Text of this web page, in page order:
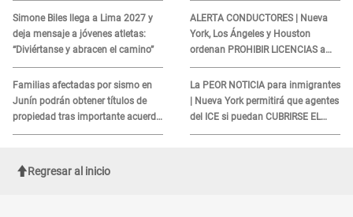
Simone Biles llega a Lima 2027 y
deja mensaje a jóvenes atletas:
“Diviértanse y abracen el camino”
Familias afectadas por sismo en
Junín podrán obtener títulos de
propiedad tras importante acuerdo
de Cofopri
ALERTA CONDUCTORES | Nueva
York, Los Ángeles y Houston
ordenan PROHIBIR LICENCIAS a
quienes no presenten ESTE
DOCUMENTO
La PEOR NOTICIA para inmigrantes
| Nueva York permitirá que agentes
del ICE si puedan CUBRIRSE EL
ROSTRO
Regresar al inicio